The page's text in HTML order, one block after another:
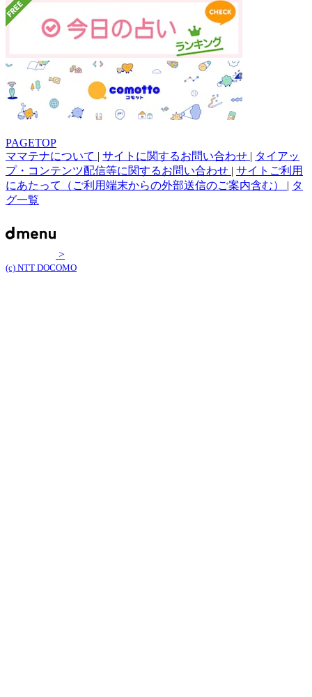
PAGETOP
ママテナについて | サイトに関するお問い合わせ | タイアッ
プ・コンテンツ配信等に関するお問い合わせ | サイトご利用
にあたって（ご利用端末からの外部送信のご案内含む） | タ
グ一覧
>
(c) NTT DOCOMO